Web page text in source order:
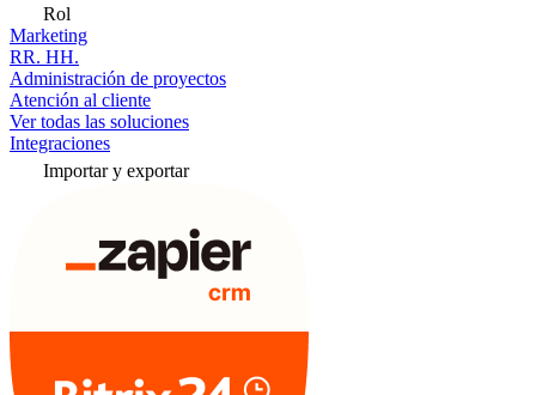
Rol
Marketing
RR. HH.
Administración de proyectos
Atención al cliente
Ver todas las soluciones
Integraciones
Importar y exportar